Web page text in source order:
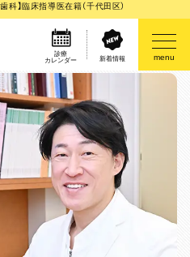
】臨床指導医在籍（千代田区）
診療
カレンダー
新着情報 menu